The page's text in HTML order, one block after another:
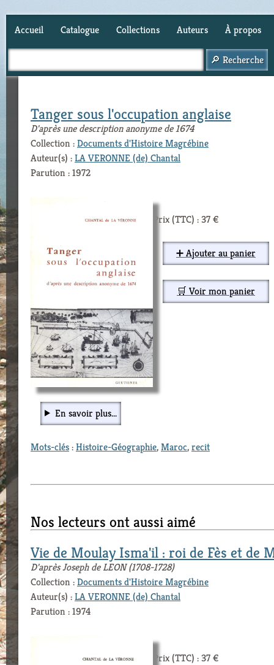
Accueil Catalogue Collections Auteurs À propos
Tanger sous l'occupation anglaise
D'après une description anonyme de 1674
Collection :Documents d'Histoire Magrébine
Auteur(s) :LA VERONNE (de) Chantal
Parution : 1972
Prix (TTC) : 37 €
➕ Ajouter au panier
🛒 Voir mon panier
En savoir plus...
Mots-clés:Histoire-Géographie,Maroc,recit
Nos lecteurs ont aussi aimé
Vie de Moulay Isma'il : roi de Fès et de
D'après Joseph de LEON (1708-1728)
Collection :Documents d'Histoire Magrébine
Auteur(s) :LA VERONNE (de) Chantal
Parution : 1974
Prix (TTC) : 37 €